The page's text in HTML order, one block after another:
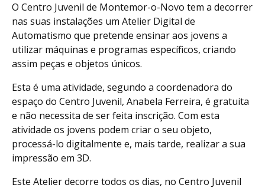
O Centro Juvenil de Montemor-o-Novo tem a decorrer
nas suas instalações um Atelier Digital de
Automatismo que pretende ensinar aos jovens a
utilizar máquinas e programas específicos, criando
assim peças e objetos únicos.
Esta é uma atividade, segundo a coordenadora do
espaço do Centro Juvenil, Anabela Ferreira, é gratuita
e não necessita de ser feita inscrição. Com esta
atividade os jovens podem criar o seu objeto,
processá-lo digitalmente e, mais tarde, realizar a sua
impressão em 3D.
Este Atelier decorre todos os dias, no Centro Juvenil